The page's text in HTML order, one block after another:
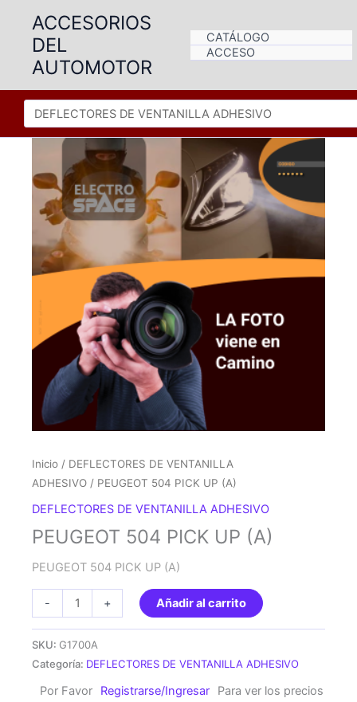
contenido
ACCESORIOS
DEL
AUTOMOTOR
CATÁLOGO
ACCESO
Inicio / DEFLECTORES DE VENTANILLA
ADHESIVO / PEUGEOT 504 PICK UP (A)
DEFLECTORES DE VENTANILLA ADHESIVO
PEUGEOT 504 PICK UP (A)
PEUGEOT 504 PICK UP (A)
-
PEUGEOT
504
cantidad
+ Añadir al carrito
SKU: G1700A
Categoría: DEFLECTORES DE VENTANILLA ADHESIVO
Por Favor Registrarse/Ingresar
Para ver los precios